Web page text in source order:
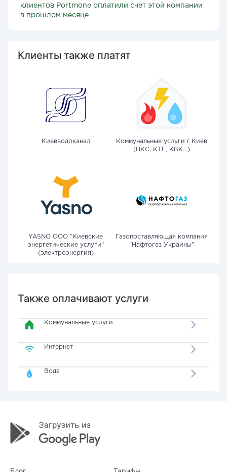
клиентов Portmone оплатили счет этой компании
в прошлом месяце
Клиенты также платят
Киевводоканал
Коммунальные услуги г.Киев
(ЦКС, КТЕ, КВК...)
YASNO OOO "Киевские
энергетические услуги"
(электроэнергия)
Газопоставляющая компания
"Нафтогаз Украины"
Также оплачивают услуги
Коммунальные услуги
Интернет
Вода